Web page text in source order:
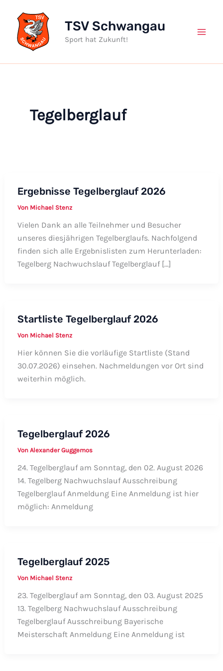
Inhalt
springen
TSV Schwangau
Sport hat Zukunft!
Tegelberglauf
Ergebnisse Tegelberglauf 2026
Von Michael Stenz
Vielen Dank an alle Teilnehmer und Besucher
unseres diesjährigen Tegelberglaufs. Nachfolgend
finden sich alle Ergebnislisten zum Herunterladen:
Tegelberg Nachwuchslauf Tegelberglauf […]
Startliste Tegelberglauf 2026
Von Michael Stenz
Hier können Sie die vorläufige Startliste (Stand
30.07.2026) einsehen. Nachmeldungen vor Ort sind
weiterhin möglich.
Tegelberglauf 2026
Von Alexander Guggemos
24. Tegelberglauf am Sonntag, den 02. August 2026
14. Tegelberg Nachwuchslauf Ausschreibung
Tegelberglauf Anmeldung Eine Anmeldung ist hier
möglich: Anmeldung
Tegelberglauf 2025
Von Michael Stenz
23. Tegelberglauf am Sonntag, den 03. August 2025
13. Tegelberg Nachwuchslauf Ausschreibung
Tegelberglauf Ausschreibung Bayerische
Meisterschaft Anmeldung Eine Anmeldung ist